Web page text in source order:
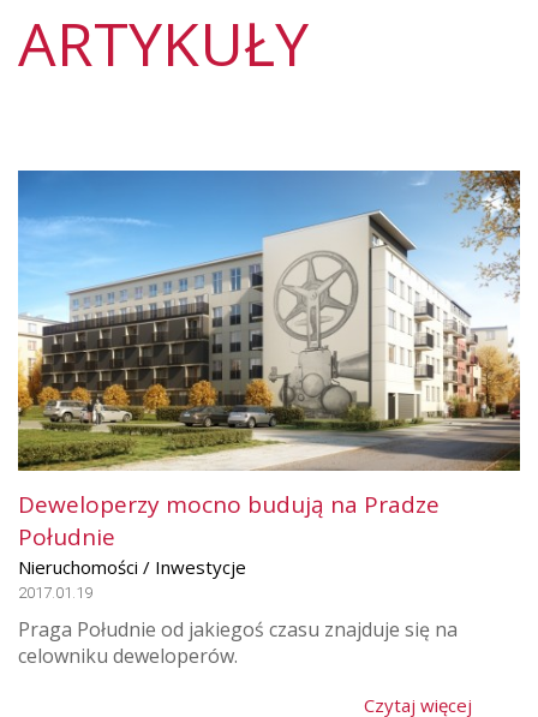
ARTYKUŁY
Deweloperzy mocno budują na Pradze
Południe
Nieruchomości / Inwestycje
2017.01.19
Praga Południe od jakiegoś czasu znajduje się na
celowniku deweloperów.
Czytaj więcej